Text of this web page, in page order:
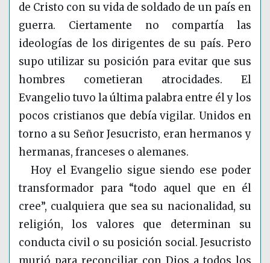
de Cristo con su vida de soldado de un país en
guerra. Ciertamente no compartía las
ideologías de los dirigentes de su país. Pero
supo utilizar su posición para evitar que sus
hombres cometieran atrocidades. El
Evangelio tuvo la última palabra entre él y los
pocos cristianos que debía vigilar. Unidos en
torno a su Señor Jesucristo, eran hermanos y
hermanas, franceses o alemanes.
Hoy el Evangelio sigue siendo ese poder
transformador para “todo aquel que en él
cree”, cualquiera que sea su nacionalidad, su
religión, los valores que determinan su
conducta civil o su posición social. Jesucristo